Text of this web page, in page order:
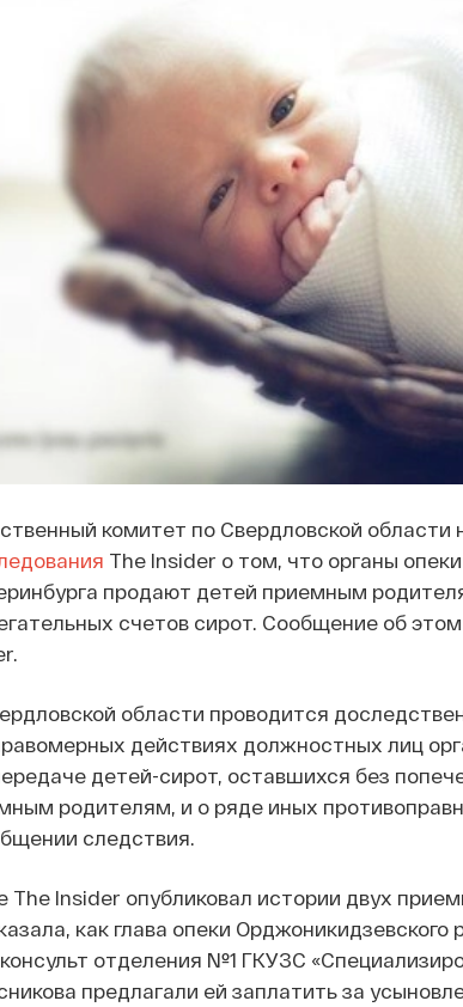
комитет по Свердловской области
The Insider о том, что органы
продают детей приемным
счетов сирот. Сообщение об
области проводится
действиях должностных лиц
детей-сирот, оставшихся без
родителям, и о ряде иных
следствия.
The Insider опубликовал истории двух
как глава опеки
отделения №1 ГКУЗС
предлагали ей заплатить за